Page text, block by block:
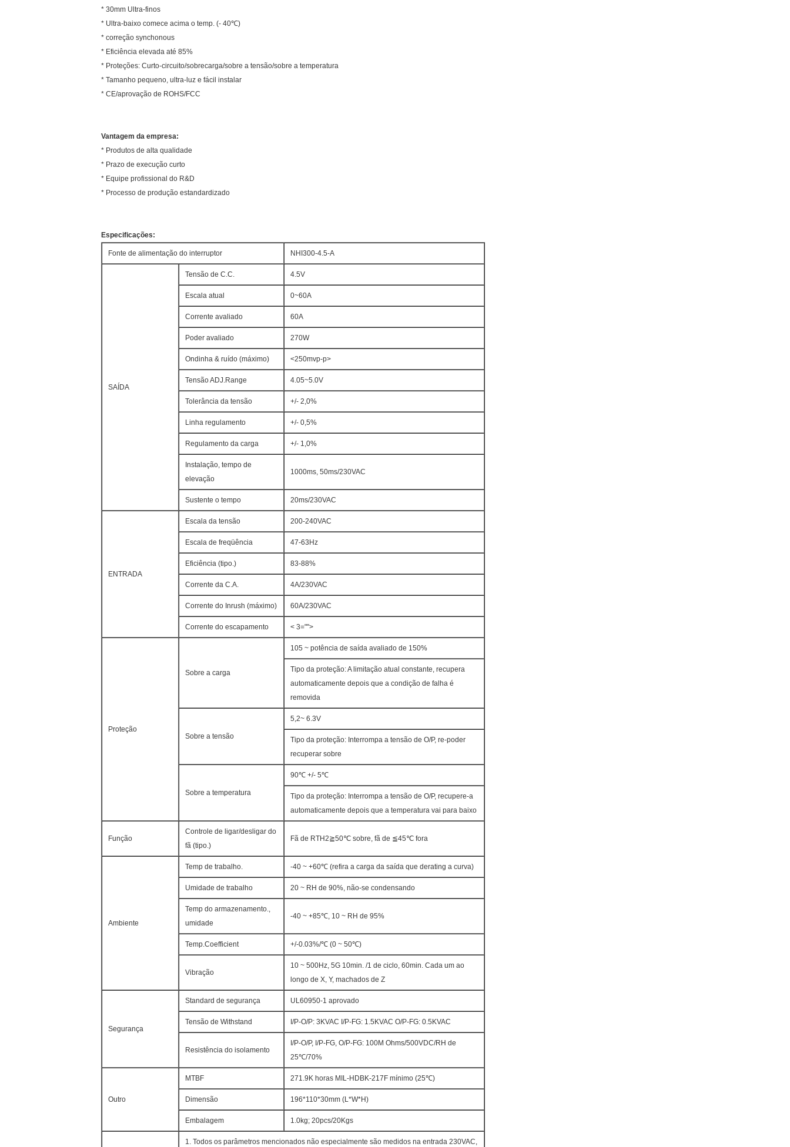
* 30mm Ultra-finos
* Ultra-baixo comece acima o temp. (- 40℃)
* correção synchonous
* Eficiência elevada até 85%
* Proteções: Curto-circuito/sobrecarga/sobre a tensão/sobre a temperatura
* Tamanho pequeno, ultra-luz e fácil instalar
* CE/aprovação de ROHS/FCC
Vantagem da empresa:
* Produtos de alta qualidade
* Prazo de execução curto
* Equipe profissional do R&D
* Processo de produção estandardizado
Especificações:
Fonte de alimentação do interruptor NHI300-4.5-A
SAÍDA
Tensão de C.C. 4.5V
Escala atual 0~60A
Corrente avaliado 60A
Poder avaliado 270W
Ondinha & ruído (máximo) <250mvp-p>
Tensão ADJ.Range 4.05~5.0V
Tolerância da tensão +/- 2,0%
Linha regulamento +/- 0,5%
Regulamento da carga +/- 1,0%
Instalação, tempo de
elevação
1000ms, 50ms/230VAC
Sustente o tempo 20ms/230VAC
ENTRADA
Escala da tensão 200-240VAC
Escala de freqüência 47-63Hz
Eficiência (tipo.) 83-88%
Corrente da C.A. 4A/230VAC
Corrente do Inrush (máximo) 60A/230VAC
Corrente do escapamento < 3="">
Proteção
Sobre a carga
105 ~ potência de saída avaliado de 150%
Tipo da proteção: A limitação atual constante, recupera
automaticamente depois que a condição de falha é
removida
Sobre a tensão
5,2~ 6.3V
Tipo da proteção: Interrompa a tensão de O/P, re-poder
recuperar sobre
Sobre a temperatura
90℃ +/- 5℃
Tipo da proteção: Interrompa a tensão de O/P, recupere-a
automaticamente depois que a temperatura vai para baixo
Função
Controle de ligar/desligar do
fã (tipo.)
Fã de RTH2≧50℃ sobre, fã de ≦45℃ fora
Ambiente
Temp de trabalho. -40 ~ +60℃ (refira a carga da saída que derating a curva)
Umidade de trabalho 20 ~ RH de 90%, não-se condensando
Temp do armazenamento.,
umidade
-40 ~ +85℃, 10 ~ RH de 95%
Temp.Coefficient +/-0.03%/℃ (0 ~ 50℃)
Vibração
10 ~ 500Hz, 5G 10min. /1 de ciclo, 60min. Cada um ao
longo de X, Y, machados de Z
Segurança
Standard de segurança UL60950-1 aprovado
Tensão de Withstand I/P-O/P: 3KVAC I/P-FG: 1.5KVAC O/P-FG: 0.5KVAC
Resistência do isolamento
I/P-O/P, I/P-FG, O/P-FG: 100M Ohms/500VDC/RH de
25℃/70%
Outro
MTBF 271.9K horas MIL-HDBK-217F mínimo (25℃)
Dimensão 196*110*30mm (L*W*H)
Embalagem 1.0kg; 20pcs/20Kgs
1. Todos os parâmetros mencionados não especialmente são medidos na entrada 230VAC,